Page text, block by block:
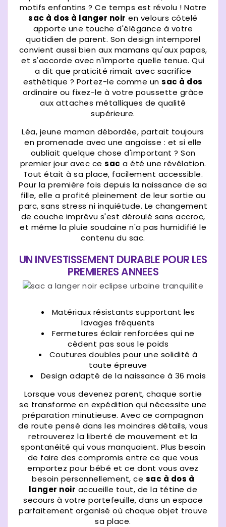
motifs enfantins ? Ce temps est révolu ! Notre
sac à dos à langer noir en velours côtelé
apporte une touche d'élégance à votre
quotidien de parent. Son design intemporel
convient aussi bien aux mamans qu'aux papas,
et s'accorde avec n'importe quelle tenue. Qui
a dit que praticité rimait avec sacrifice
esthétique ? Portez-le comme unsac à dos
ordinaire ou fixez-le à votre poussette grâce
aux attaches métalliques de qualité
supérieure.
Léa, jeune maman débordée, partait toujours
en promenade avec une angoisse : et si elle
oubliait quelque chose d'important ? Son
premier jour avec ce sac a été une révélation.
Tout était à sa place, facilement accessible.
Pour la première fois depuis la naissance de sa
fille, elle a profité pleinement de leur sortie au
parc, sans stress ni inquiétude. Le changement
de couche imprévu s'est déroulé sans accroc,
et même la pluie soudaine n'a pas humidifié le
contenu du sac.
UN INVESTISSEMENT DURABLE POUR LES
PREMIERES ANNEES
Matériaux résistants supportant les
lavages fréquents
Fermetures éclair renforcées qui ne
cèdent pas sous le poids
Coutures doubles pour une solidité à
toute épreuve
Design adapté de la naissance à 36 mois
Lorsque vous devenez parent, chaque sortie
se transforme en expédition qui nécessite une
préparation minutieuse. Avec ce compagnon
de route pensé dans les moindres détails, vous
retrouverez la liberté de mouvement et la
spontanéité qui vous manquaient. Plus besoin
de faire des compromis entre ce que vous
emportez pour bébé et ce dont vous avez
besoin personnellement, ce sac à dos à
langer noir accueille tout, de la tétine de
secours à votre portefeuille, dans un espace
parfaitement organisé où chaque objet trouve
sa place.